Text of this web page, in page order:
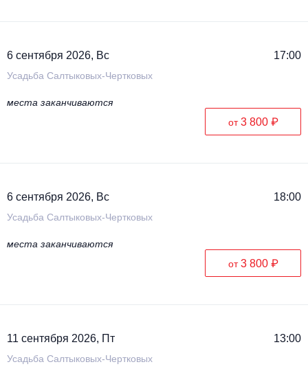
6 сентября 2026, Вс 17:00
Усадьба Салтыковых-Чертковых
места заканчиваются
от3 800 ₽
6 сентября 2026, Вс 18:00
Усадьба Салтыковых-Чертковых
места заканчиваются
от3 800 ₽
11 сентября 2026, Пт 13:00
Усадьба Салтыковых-Чертковых